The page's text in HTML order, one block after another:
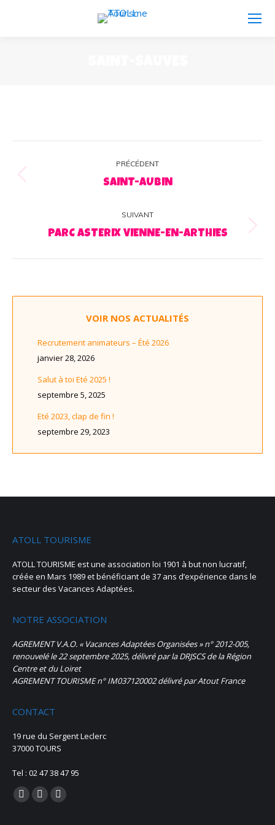
album
PRÉCÉDENT
Album
:
SAINT-AUBIN
SUIVANT
Album
PARC ASTERIX VIENNE-EN-ARTHIES
VOIR NOS ACTUALITÉS
Recrutement animateurs – Été 2026
janvier 28, 2026
Salut à toi Eté 2025 !
septembre 5, 2025
Eté 2023, clap de fin !
septembre 29, 2023
ATOLL TOURISME
ATOLL TOURISME est une association loi 1901 à but non lucratif,
créée en Mars 1989 et bénéficiant de 37 ans d’expérience dans le
secteur des Vacances Adaptées.
NOTRE ASSOCIATION
AGREMENT V.A.O. « Vacances Adaptées Organisées » n° 2012-005,
renouvelé le 22 septembre 2025, délivré par la DRJSCS de la Région
Centre et du Loiret
AGREMENT TOURISME n° IM037120002 délivré par Atout France
CONTACT
19 rue du Sergent Leclerc
37000 TOURS
Tel : 02 47 38 47 95
Trouvez nous sur :
La
La
La